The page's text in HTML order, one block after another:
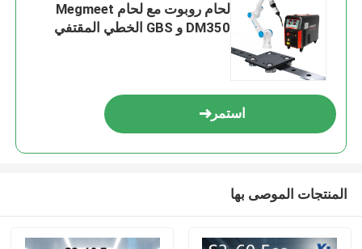
لحام روبوت مع لحام Megmeet
DM350 و GBS الخطي المقتفي
استمر
المنتجات الموصى بها